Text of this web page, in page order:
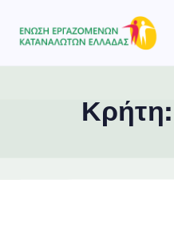
Κρήτη:
Type and hit enter